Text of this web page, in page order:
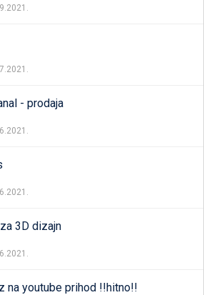
- prodaja
3D dizajn
na youtube prihod !!hitno!!